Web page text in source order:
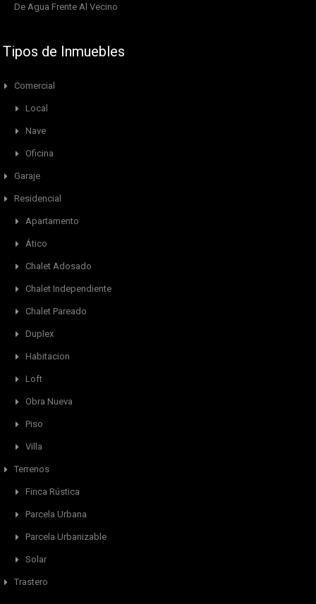
De Agua Frente Al Vecino
Tipos de Inmuebles
Comercial
Local
Nave
Oficina
Garaje
Residencial
Apartamento
Ático
Chalet Adosado
Chalet Independiente
Chalet Pareado
Duplex
Habitacion
Loft
Obra Nueva
Piso
Villa
Terrenos
Finca Rústica
Parcela Urbana
Parcela Urbanizable
Solar
Trastero